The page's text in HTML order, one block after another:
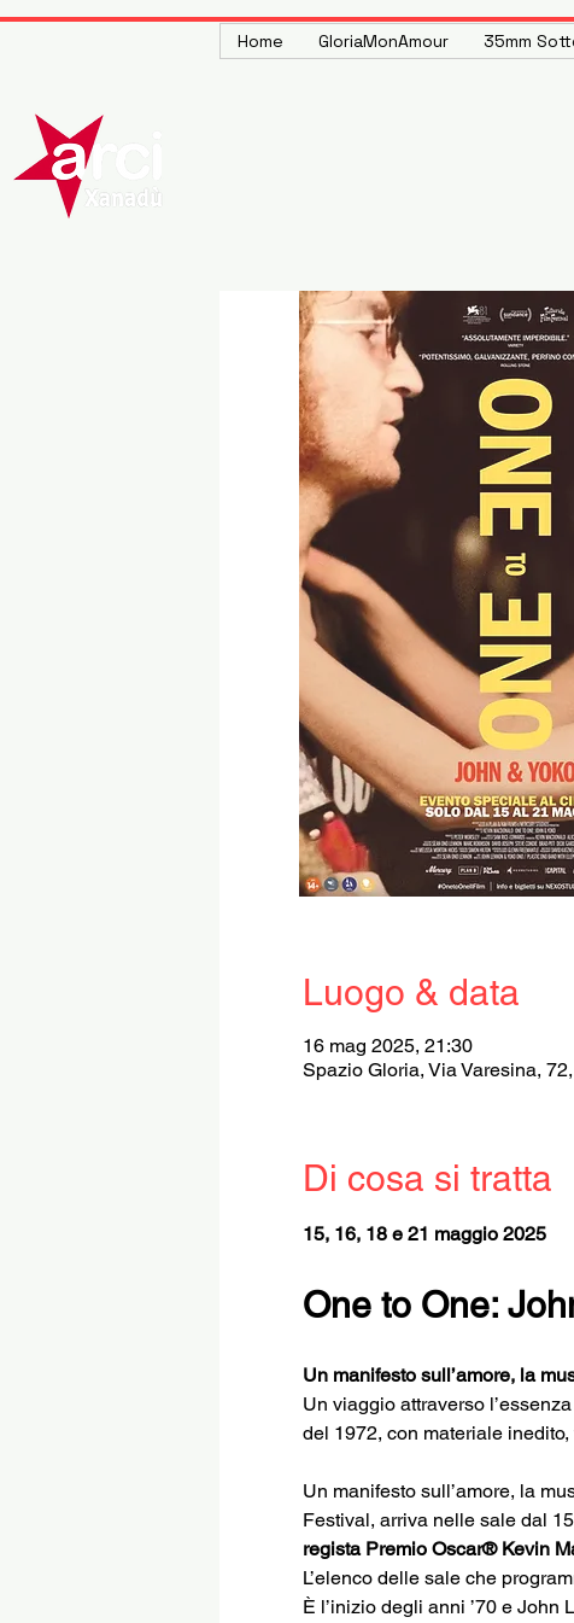
Home GloriaMonAmour 35mm
Luogo & data
16 mag 2025, 21:30
Spazio Gloria, Via Varesina,
Di cosa si tratta
15, 16, 18 e 21 maggio 2025
One to One:
Un manifesto sull’amore, la
Un viaggio attraverso
del 1972, con materiale
Un manifesto sull’amore, la
Festival, arriva nelle sale dal
regista Premio Oscar® Kevin
L’elenco delle sale che
È l’inizio degli anni ’70 e